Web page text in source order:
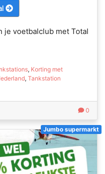
je voetbalclub met Total
, Korting met
, Tankstation
0
Jumbo supermarkt